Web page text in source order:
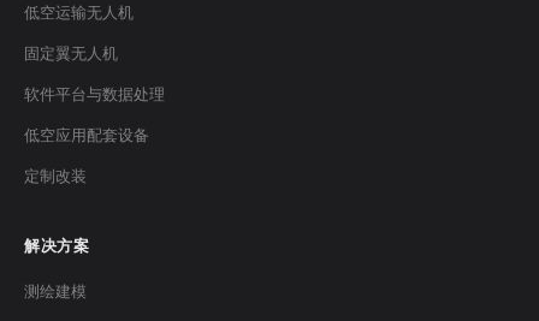
低空运输无人机
固定翼无人机
软件平台与数据处理
低空应用配套设备
定制改装
解决方案
测绘建模